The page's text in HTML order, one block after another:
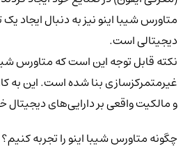
متاورس شیبا اینو نیز به دنبال ایجاد
دیجیتالی است.
نکته قابل توجه این است که متاورس
غیرمتمرکزسازی بنا شده است. این به
و مالکیت واقعی بر دارایی‌های دیجیتال
چگونه متاورس شیبا اینو را تجربه کنیم؟